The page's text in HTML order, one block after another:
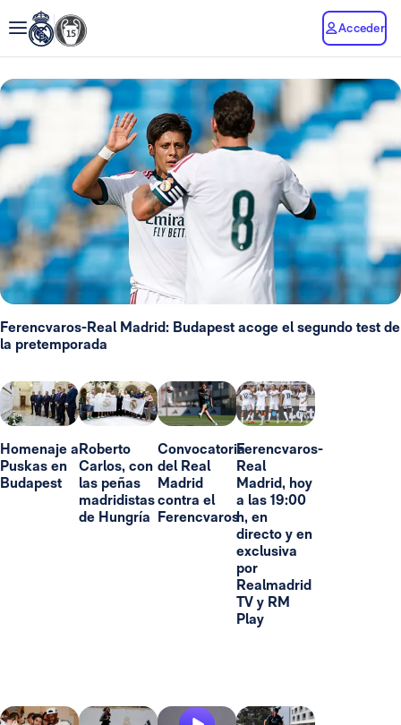
Acceder
Ferencvaros-Real Madrid: Budapest acoge el segundo test de
la pretemporada
Homenaje a
Puskas en
Budapest
Roberto
Carlos, con
las peñas
madridistas
de Hungría
Convocatoria
del Real
Madrid
contra el
Ferencvaros
Ferencvaros-
Real
Madrid, hoy
a las 19:00
h, en
directo y en
exclusiva
por
Realmadrid
TV y RM
Play